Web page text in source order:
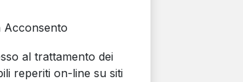
Acconsento
al trattamento dei
reperiti on-line su siti